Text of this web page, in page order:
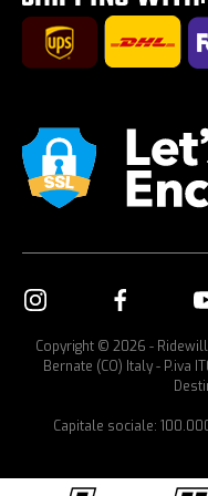
Copyright © 2026 -
Bernate (CO) Italy - P.iva
Capitale sociale: